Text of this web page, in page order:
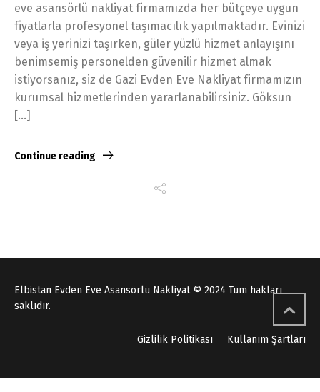
eve asansörlü nakliyat firmamızda her bütçeye uygun
fiyatlarla profesyonel taşımacılık yapılmaktadır. Evinizi
veya iş yerinizi taşırken, güler yüzlü hizmet anlayışını
benimsemiş personelden güvenilir hizmet almak
istiyorsanız, siz de Gazi Evden Eve Nakliyat firmamızın
kurumsal hizmetlerinden yararlanabilirsiniz. Göksun
[…]
Continue reading
Elbistan Evden Eve Asansörlü Nakliyat © 2024 Tüm hakları
saklıdır.
Gizlilik Politikası Kullanım Şartları